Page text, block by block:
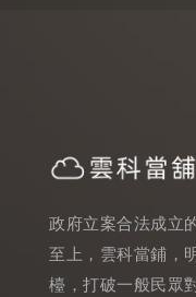
政府立案合法成立
至上，雲科當鋪，
檯，打破一般民眾